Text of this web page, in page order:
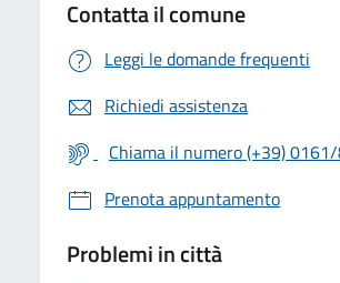
Contatta il comune
Leggi le domande frequenti
Richiedi assistenza
Chiama il numero (+39)
Prenota appuntamento
Problemi in città